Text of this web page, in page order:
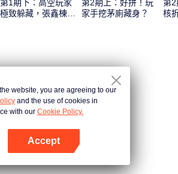
第1期下：高空玩家
極致躲藏，張鑫棟破
第2期上：好拼！玩
家手挖茅廁藏身？
第2
核
少年行
半熟戀人
website, you are agreeing to our
and the use of cookies in
with our Cookie Policy.
Accept